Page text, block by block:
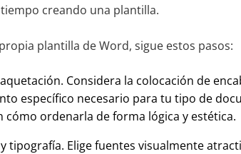
creando una plantilla.
plantilla de Word, sigue estos pasos:
Considera la colocación de
específico necesario para tu tipo de
cómo ordenarla de forma lógica y estética.
tipografía. Elige fuentes visualmente